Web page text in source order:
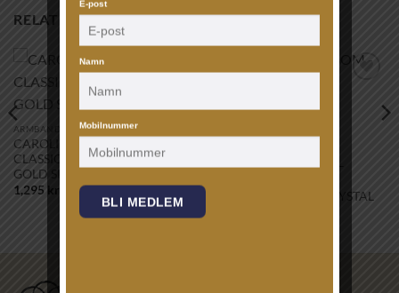
RELATERADE PRODUKTER
ARMBAND
CAROLINE SVEDBOM –
CLASSIC ROPE BRACELET
GOLD SILK
1,295 kr
CAROLINE SVEDBOM –
BANGLERHODIUM CRYSTAL
E-post
Namn
Mobilnummer
BLI MEDLEM